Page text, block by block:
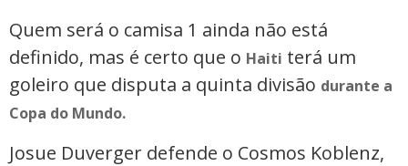
Quem será o camisa 1 ainda não está
definido, mas é certo que o Haiti terá um
goleiro que disputa a quinta divisão durante a
Copa do Mundo.
Josue Duverger defende o Cosmos Koblenz,